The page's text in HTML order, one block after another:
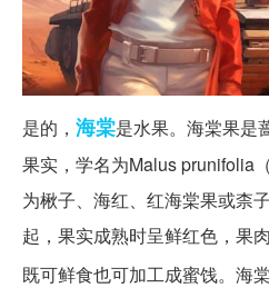
是的， 海棠是水果。海棠果是
果实，学名为Malus prunifolia
为楸子、海红、红海棠果或柰
起，果实成熟时呈鲜红色，果
既可鲜食也可加工成蜜饯。海